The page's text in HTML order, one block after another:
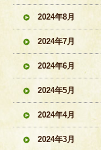
2024年8月
2024年7月
2024年6月
2024年5月
2024年4月
2024年3月